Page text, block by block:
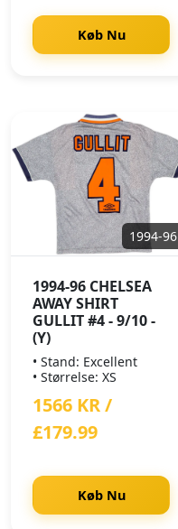
Køb Nu
1994-96
1994-96 CHELSEA
AWAY SHIRT
GULLIT #4 - 9/10 -
(Y)
• Stand: Excellent
• Størrelse: XS
1566 KR /
£179.99
Køb Nu